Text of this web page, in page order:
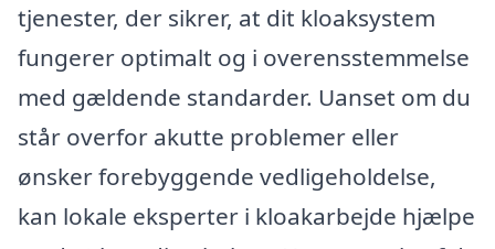
tjenester, der sikrer, at dit kloaksystem
fungerer optimalt og i overensstemmelse
med gældende standarder. Uanset om du
står overfor akutte problemer eller
ønsker forebyggende vedligeholdelse,
kan lokale eksperter i kloakarbejde hjælpe